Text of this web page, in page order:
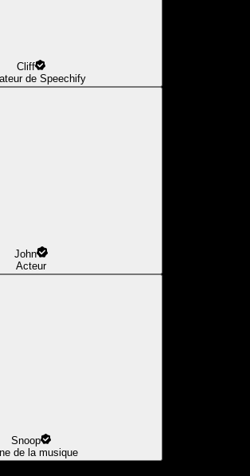
Cliff
de Speechify
John
Acteur
Snoop
de la musique